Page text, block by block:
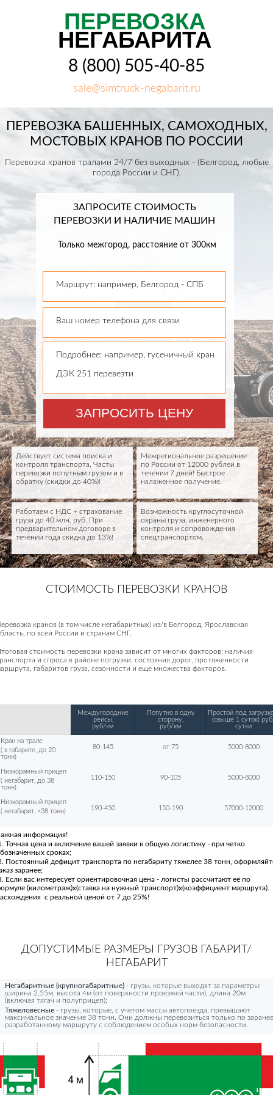
ПЕРЕВОЗКА
НЕГАБАРИТА
8 (800) 505-40-85
sale@simtruck-negabarit.ru
ПЕРЕВОЗКА БАШЕННЫХ, САМОХОДНЫХ,
МОСТОВЫХ КРАНОВ ПО РОССИИ
Перевозка кранов тралами 24/7 без выходных - (Белгород, любые
города России и СНГ).
ЗАПРОСИТЕ СТОИМОСТЬ
ПЕРЕВОЗКИ И НАЛИЧИЕ МАШИН
Только межгород, расстояние от 300км
ЗАПРОСИТЬ ЦЕНУ
Маршрут: например, Белгород - СПБ
Ваш номер телефона для связи
Подробнее: например, гусеничный кран
ДЭК 251 перевезти
Межрегиональное разрешение
по России от 12000 рублей в
течении 7 дней! Быстрое
налаженное получение.
Действует система поиска и
контроля транспорта. Часты
перевозки попутным грузом и в
обратку (скидки до 40%)!
Работаем с НДС + страхование
груза до 40 млн. руб. При
предварительном договоре в
течении года скидка до 13%!
Возможность круглосуточной
охраны груза, инженерного
контроля и сопровождения
спецтранспортом.
СТОИМОСТЬ ПЕРЕВОЗКИ КРАНОВ
кранов (в том числе негабаритных) из/в Белгород, Ярославская
по всей России и странам СНГ.
стоимость перевозки крана зависит от многих факторов: наличия
и спроса в районе погрузки, состояния дорог, протяженности
габаритов груза, сезонности и еще множества факторов.
Междугородние
рейсы,
руб/км
Попутно в одну
сторону,
руб/км
Простой под
(свыше 1 суток)
сутки
Кран на трале
( в габарите, до 20
тонн)
80-145 от 75 5000-8000
Низкорамный прицеп
( негабарит, до 38
тонн)
110-150 90-105 5000-8000
Низкорамный прицеп
( негабарит, >38 тонн)
190-450 150-190 57000-12000
информация!
Точная цена и включение вашей заявки в общую логистику - при четко
сроках;
Постоянный дефицит транспорта по негабариту тяжелее 38 тонн,
заранее;
Если вас интересует ориентировочная цена - логисты рассчитают её по
(километраж)х(ставка на нужный транспорт)х(коэффициент маршрута).
с реальной ценой от 7 до 25%!
ДОПУСТИМЫЕ РАЗМЕРЫ ГРУЗОВ ГАБАРИТ/
НЕГАБАРИТ
Негабаритные (крупногабаритные) - грузы, которые выходят за параметры:
ширина 2,55м, высота 4м (от поверхности проезжей части), длина 20м
(включая тягач и полуприцеп);
Тяжеловесные - грузы, которые, с учетом массы автопоезда, превышают
максимальное значение 38 тонн. Они должны перевозиться только по заранее
разработанному маршруту с соблюдением особых норм безопасности.